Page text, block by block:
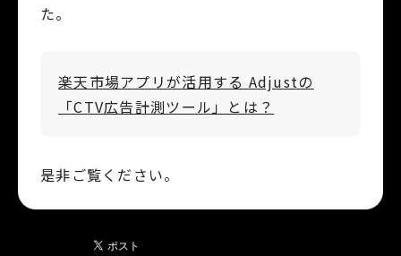
た。
楽天市場アプリが活用する Adjustの
「CTV広告計測ツール」とは？
是非ご覧ください。